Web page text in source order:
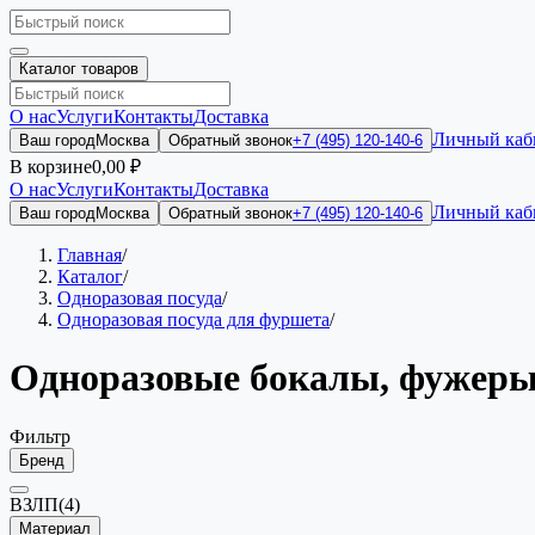
Каталог товаров
О насУслугиКонтактыДоставка
Ваш городМосква Обратный звонок+7 (495) 120-140-6 Личный
В корзине0,00 ₽
О насУслугиКонтактыДоставка
Ваш городМосква Обратный звонок+7 (495) 120-140-6 Личный
Главная/
Каталог/
Одноразовая посуда/
Одноразовая посуда для фуршета/
Одноразовые бокалы,
Фильтр
Бренд
ВЗЛП(4)
Материал